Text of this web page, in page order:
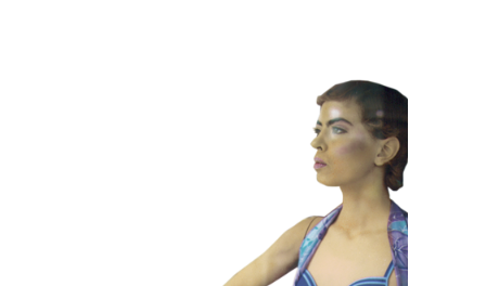
KLEUR
101 Etalagepoppen